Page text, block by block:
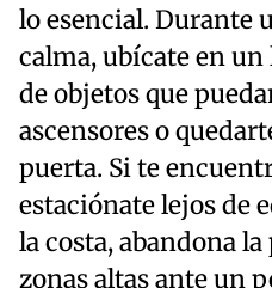
lo esencial. Durante
calma, ubícate en
de objetos que
ascensores o
puerta. Si te
estaciónate lejos de
la costa, abandona
zonas altas ante un